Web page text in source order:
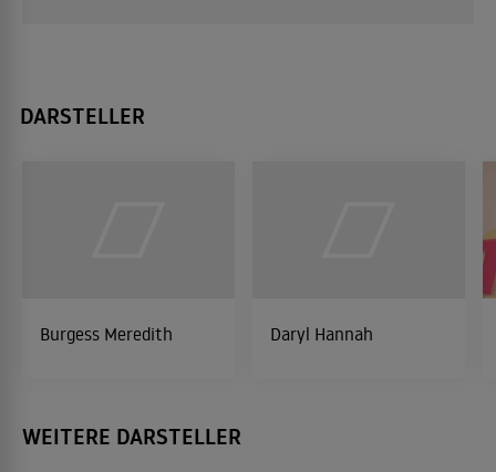
DARSTELLER
Burgess Meredith Daryl Hannah
WEITERE DARSTELLER